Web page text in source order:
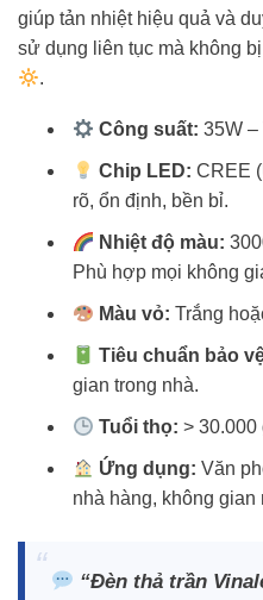
giúp tản nhiệt hiệu quả và
sử dụng liên tục mà không
.
Công suất: 35W
Chip LED: CREE
rõ, ổn định, bền bỉ.
Nhiệt độ màu:
Phù hợp mọi không
Màu vỏ: Trắng
Tiêu chuẩn bảo
gian trong nhà.
Tuổi thọ: > 30.000
Ứng dụng: Văn
nhà hàng, không gian
“Đèn thả trần